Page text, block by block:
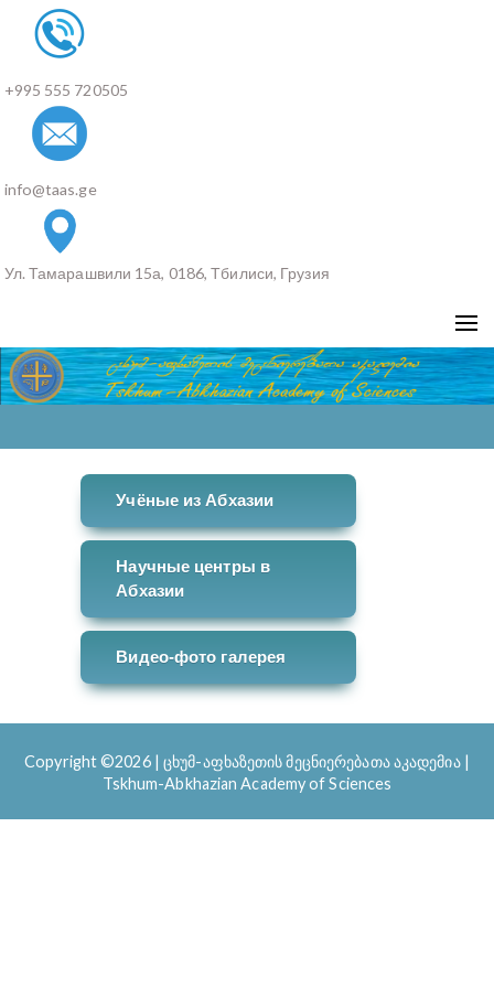
+995 555 720505
info@taas.ge
Ул. Тамарашвили 15а, 0186, Тбилиси, Грузия
Учёные из Абхазии
Научные центры в
Абхазии
Видео-фото галерея
Copyright ©2026 | ცხუმ-აფხაზეთის მეცნიერებათა აკადემია |
Tskhum-Abkhazian Academy of Sciences